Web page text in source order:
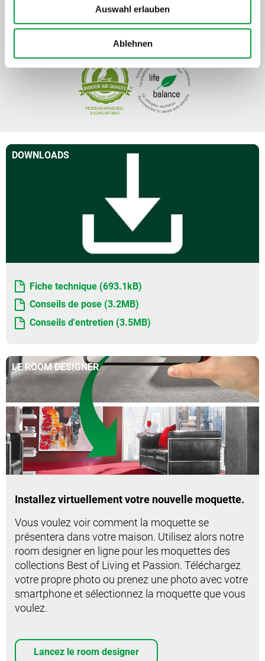
Auswahl erlauben
Ablehnen
DOWNLOADS
Fiche technique (693.1kB)
Conseils de pose (3.2MB)
Conseils d'entretien (3.5MB)
LE ROOM DESIGNER
Installez virtuellement votre nouvelle moquette.
Vous voulez voir comment la moquette se
présentera dans votre maison. Utilisez alors notre
room designer en ligne pour les moquettes des
collections Best of Living et Passion. Téléchargez
votre propre photo ou prenez une photo avec votre
smartphone et sélectionnez la moquette que vous
voulez.
Lancez le room designer